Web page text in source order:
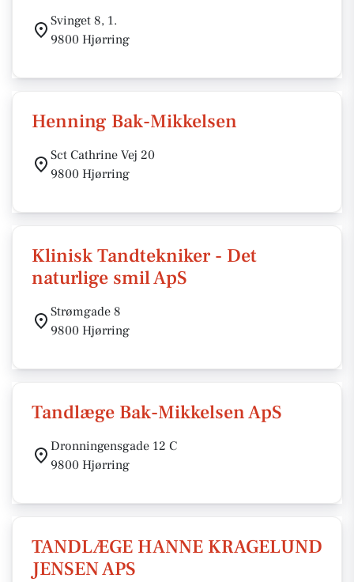
Svinget 8, 1.
9800 Hjørring
Henning Bak-Mikkelsen
Sct Cathrine Vej 20
9800 Hjørring
Klinisk Tandtekniker - Det
naturlige smil ApS
Strømgade 8
9800 Hjørring
Tandlæge Bak-Mikkelsen ApS
Dronningensgade 12 C
9800 Hjørring
TANDLÆGE HANNE KRAGELUND
JENSEN APS